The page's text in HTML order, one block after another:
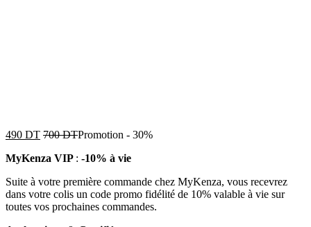
490 DT 700DTPromotion - 30%
MyKenza VIP : -10% à vie
Suite à votre première commande chez MyKenza, vous recevrez
dans votre colis un code promo fidélité de 10% valable à vie sur
toutes vos prochaines commandes.